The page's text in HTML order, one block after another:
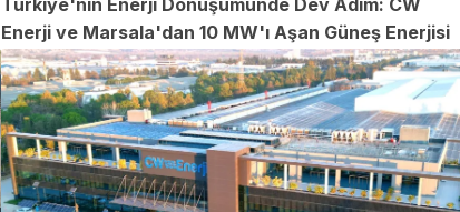
Türkiye'nin Enerji Dönüşümünde Dev Adım: CW
Enerji ve Marsala'dan 10 MW'ı Aşan Güneş Enerjisi
Santrali Yatırımı!